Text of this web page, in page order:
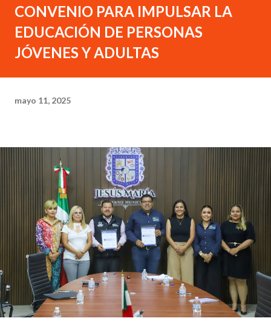
CONVENIO PARA IMPULSAR LA
EDUCACIÓN DE PERSONAS
JÓVENES Y ADULTAS
mayo 11, 2025